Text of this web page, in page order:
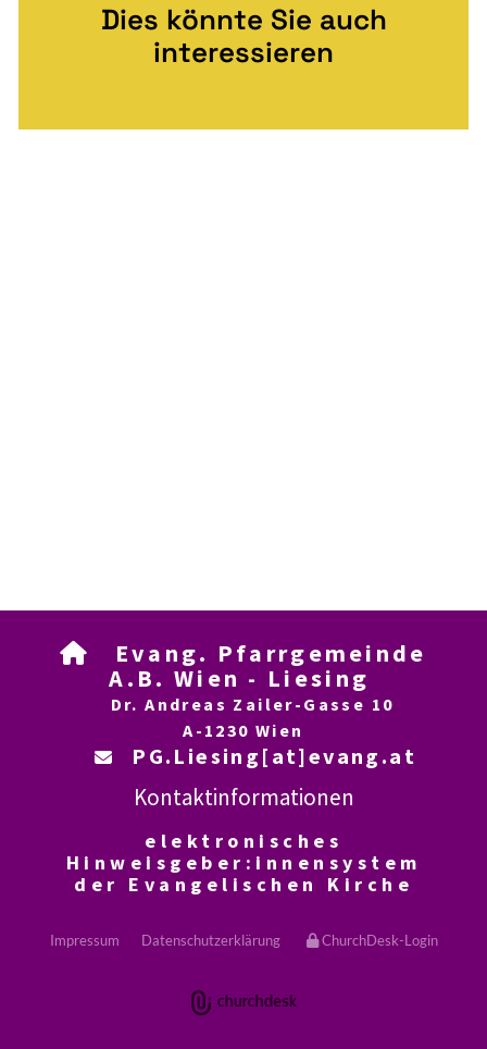
Dies könnte Sie auch
interessieren

Evang. Pfarrgemeinde
A.B. Wien - Liesing
Dr. Andreas Zailer-Gasse 10
A-1230 Wien
 PG.Liesing[at]evang.at
Kontaktinformationen
elektronisches
Hinweisgeber:innensystem
der Evangelischen Kirche
Impressum Datenschutzerklärung ChurchDesk-Login